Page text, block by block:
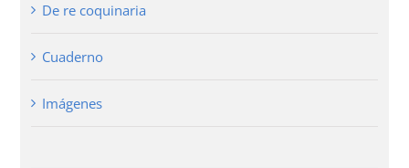
De re coquinaria
Cuaderno
Imágenes